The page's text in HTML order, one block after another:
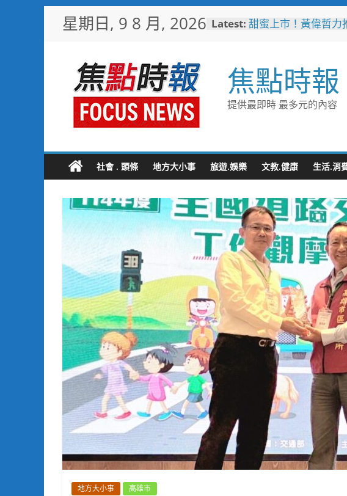
星期日, 9 8 月, 2026 Latest: 甜蜜上市！黃偉哲力
樂園 陳其邁:保存百年
憶！
「火車醫院」變身親
雄親子遊樂園開幕首
起於無心成於熱愛
水墨個展
焦點時報
提供最即時 最多元的內容
社會 . 頭條 地方大小事 旅遊.娛樂 文教.健康 生活.消
地方大小事 高雄市